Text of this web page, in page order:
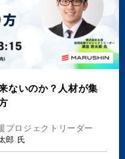
ないのか？人材が集
プロジェクトリーダー
郎 氏